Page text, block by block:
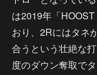
は2019年「
おり、2Rにはタネ
合うという壮絶な
度のダウン奪取で